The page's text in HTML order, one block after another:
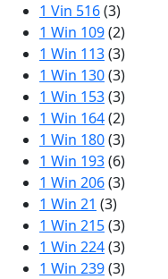
1 Vin 516(3)
1 Win 109(2)
1 Win 113(3)
1 Win 130(3)
1 Win 153(3)
1 Win 164(2)
1 Win 180(3)
1 Win 193(6)
1 Win 206(3)
1 Win 21 (3)
1 Win 215(3)
1 Win 224(3)
1 Win 239(3)